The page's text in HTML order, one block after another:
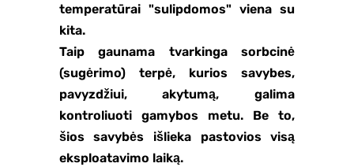
temperatūrai "sulipdomos" viena su
kita.
Taip gaunama tvarkinga sorbcinė
(sugėrimo) terpė, kurios savybes,
pavyzdžiui, akytumą, galima
kontroliuoti gamybos metu. Be to,
šios savybės išlieka pastovios visą
eksploatavimo laiką.